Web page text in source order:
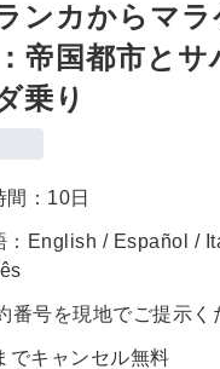
ンカからマ
帝国都市と
乗り
間：10日
：English / Español /
番号を現地でご提示く
でキャンセル無料